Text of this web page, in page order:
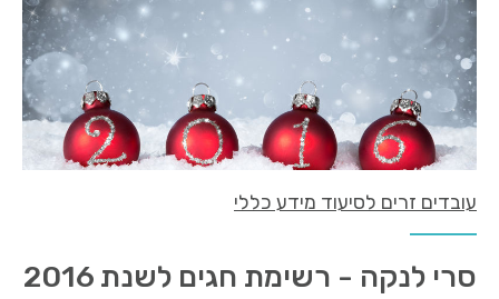
עובדים זרים לסיעוד מידע כללי
סרי לנקה - רשימת חגים לשנת 2016